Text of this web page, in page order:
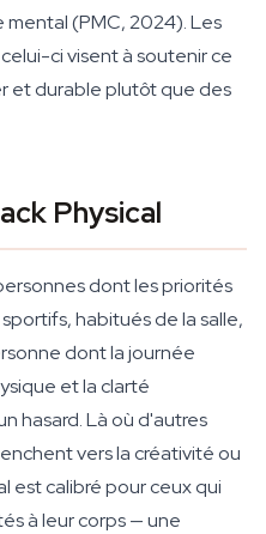
(PMC, 2024). Les
ci visent à soutenir ce
et durable plutôt que des
Physical
dont les priorités
habitués de la salle,
dont la journée
et la clarté
hasard. Là où d'autres
vers la créativité ou
est calibré pour ceux qui
à leur corps — une